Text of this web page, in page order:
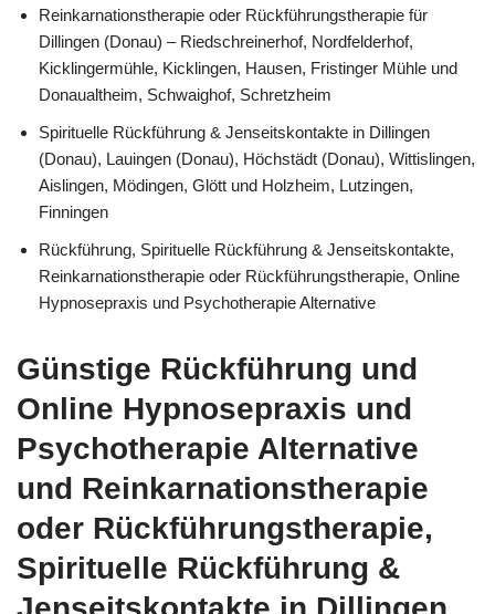
Reinkarnationstherapie oder Rückführungstherapie für
Dillingen (Donau) – Riedschreinerhof, Nordfelderhof,
Kicklingermühle, Kicklingen, Hausen, Fristinger Mühle und
Donaualtheim, Schwaighof, Schretzheim
Spirituelle Rückführung & Jenseitskontakte in Dillingen
(Donau), Lauingen (Donau), Höchstädt (Donau), Wittislingen,
Aislingen, Mödingen, Glött und Holzheim, Lutzingen,
Finningen
Rückführung, Spirituelle Rückführung & Jenseitskontakte,
Reinkarnationstherapie oder Rückführungstherapie, Online
Hypnosepraxis und Psychotherapie Alternative
Günstige Rückführung und
Online Hypnosepraxis und
Psychotherapie Alternative
und Reinkarnationstherapie
oder Rückführungstherapie,
Spirituelle Rückführung &